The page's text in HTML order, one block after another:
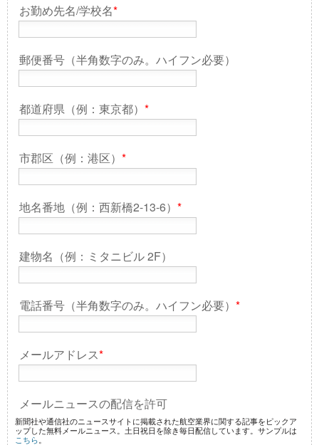
お勤め先名/学校名*
郵便番号（半角数字のみ。ハイフン必要）
都道府県（例：東京都） *
市郡区（例：港区） *
地名番地（例：西新橋2-13-6） *
建物名（例：ミタニビル 2F）
電話番号（半角数字のみ。ハイフン必要） *
メールアドレス*
メールニュースの配信を許可
新聞社や通信社のニュースサイトに掲載された航空業界に関する記事をピックア
ップした無料メールニュース。土日祝日を除き毎日配信しています。サンプルは
こちら